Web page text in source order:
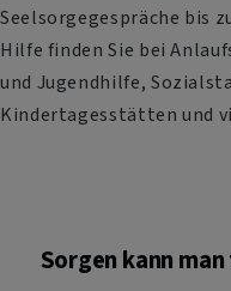
Seelsorgegespräche bis
Hilfe finden Sie bei
und Jugendhilfe,
Kindertagesstätten und
Sorgen kann